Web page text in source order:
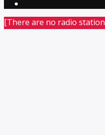
[There are no radio